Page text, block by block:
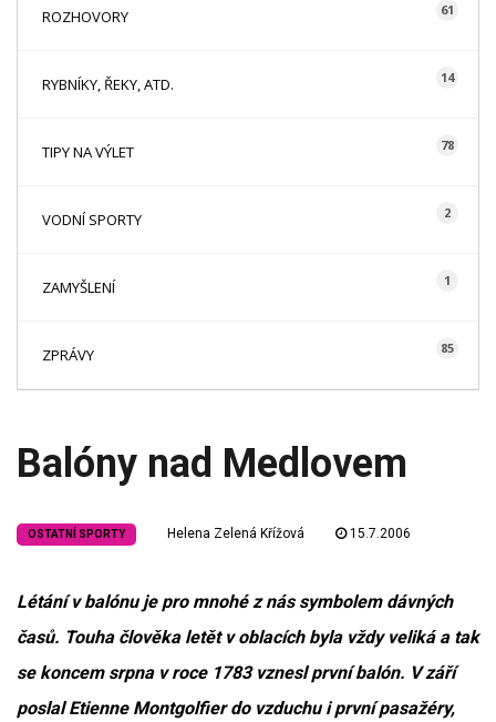
ROZHOVORY 61
RYBNÍKY, ŘEKY, ATD. 14
TIPY NA VÝLET 78
VODNÍ SPORTY 2
ZAMYŠLENÍ 1
ZPRÁVY 85
Balóny nad Medlovem
OSTATNÍ SPORTY Helena Zelená Křížová 15.7.2006
Létání v balónu je pro mnohé z nás symbolem dávných
časů. Touha člověka letět v oblacích byla vždy veliká a tak
se koncem srpna v roce 1783 vznesl první balón. V září
poslal Etienne Montgolfier do vzduchu i první pasažéry,